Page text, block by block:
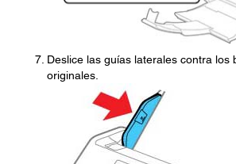
Deslice las guías laterales contra los
originales.